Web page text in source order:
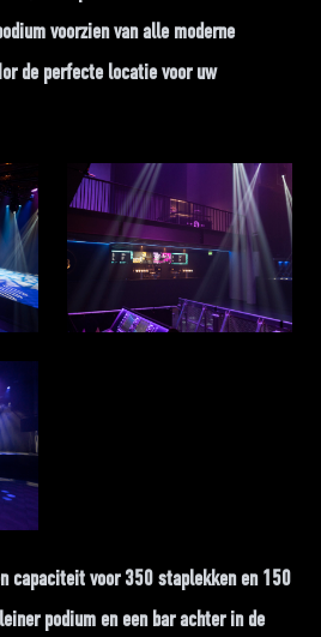
voorzien van alle moderne
de perfecte locatie voor uw
capaciteit voor 350 staplekken en 150
podium en een bar achter in de